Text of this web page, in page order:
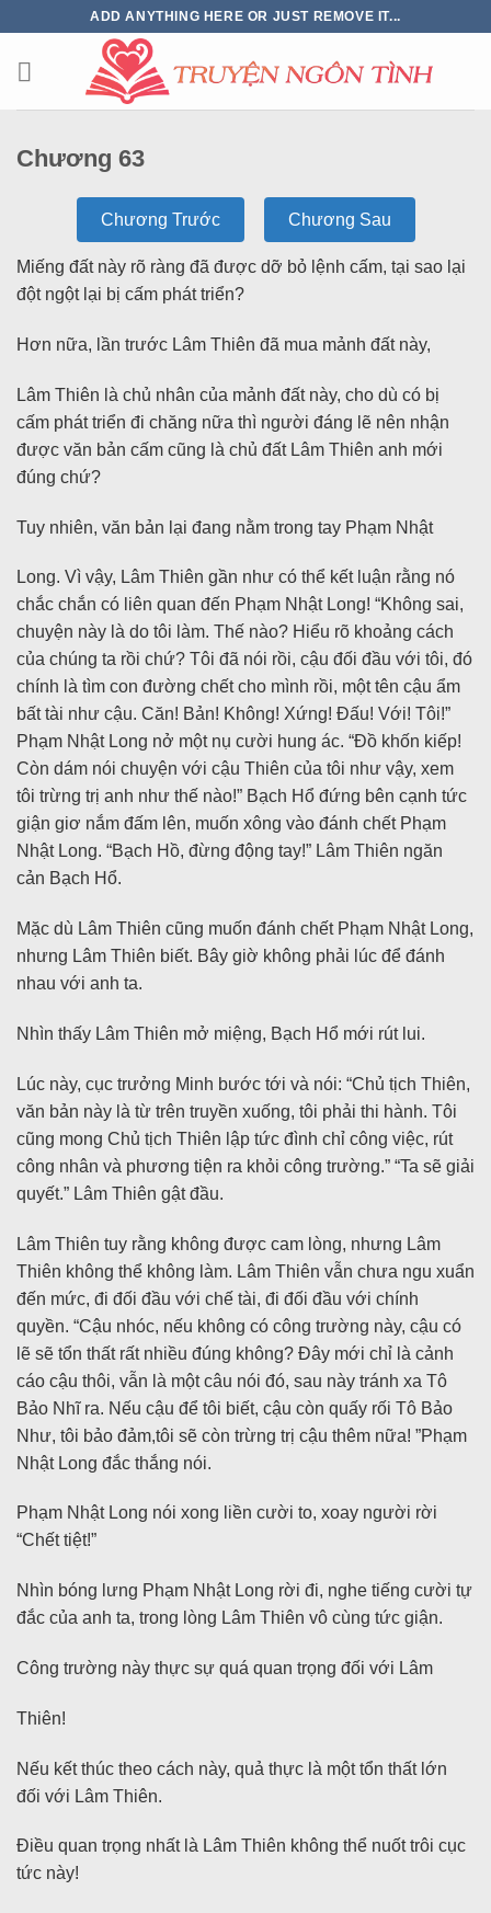
ADD ANYTHING HERE OR JUST REMOVE IT...
Chương 63
Chương Trước Chương Sau
Miếng đất này rõ ràng đã được dỡ bỏ lệnh cấm, tại sao lại
đột ngột lại bị cấm phát triển?
Hơn nữa, lần trước Lâm Thiên đã mua mảnh đất này,
Lâm Thiên là chủ nhân của mảnh đất này, cho dù có bị
cấm phát triển đi chăng nữa thì người đáng lẽ nên nhận
được văn bản cấm cũng là chủ đất Lâm Thiên anh mới
đúng chứ?
Tuy nhiên, văn bản lại đang nằm trong tay Phạm Nhật
Long. Vì vậy, Lâm Thiên gần như có thể kết luận rằng nó
chắc chắn có liên quan đến Phạm Nhật Long! “Không sai,
chuyện này là do tôi làm. Thế nào? Hiểu rõ khoảng cách
của chúng ta rồi chứ? Tôi đã nói rồi, cậu đối đầu với tôi, đó
chính là tìm con đường chết cho mình rồi, một tên cậu ẩm
bất tài như cậu. Căn! Bản! Không! Xứng! Đấu! Với! Tôi!”
Phạm Nhật Long nở một nụ cười hung ác. “Đồ khốn kiếp!
Còn dám nói chuyện với cậu Thiên của tôi như vậy, xem
tôi trừng trị anh như thế nào!” Bạch Hổ đứng bên cạnh tức
giận giơ nắm đấm lên, muốn xông vào đánh chết Phạm
Nhật Long. “Bạch Hồ, đừng động tay!” Lâm Thiên ngăn
cản Bạch Hổ.
Mặc dù Lâm Thiên cũng muốn đánh chết Phạm Nhật Long,
nhưng Lâm Thiên biết. Bây giờ không phải lúc để đánh
nhau với anh ta.
Nhìn thấy Lâm Thiên mở miệng, Bạch Hổ mới rút lui.
Lúc này, cục trưởng Minh bước tới và nói: “Chủ tịch Thiên,
văn bản này là từ trên truyền xuống, tôi phải thi hành. Tôi
cũng mong Chủ tịch Thiên lập tức đình chỉ công việc, rút
công nhân và phương tiện ra khỏi công trường.” “Ta sẽ giải
quyết.” Lâm Thiên gật đầu.
Lâm Thiên tuy rằng không được cam lòng, nhưng Lâm
Thiên không thể không làm. Lâm Thiên vẫn chưa ngu xuẩn
đến mức, đi đối đầu với chế tài, đi đối đầu với chính
quyền. “Cậu nhóc, nếu không có công trường này, cậu có
lẽ sẽ tổn thất rất nhiều đúng không? Đây mới chỉ là cảnh
cáo cậu thôi, vẫn là một câu nói đó, sau này tránh xa Tô
Bảo Nhĩ ra. Nếu cậu để tôi biết, cậu còn quấy rối Tô Bảo
Như, tôi bảo đảm,tôi sẽ còn trừng trị cậu thêm nữa! ”Phạm
Nhật Long đắc thắng nói.
Phạm Nhật Long nói xong liền cười to, xoay người rời
“Chết tiệt!”
Nhìn bóng lưng Phạm Nhật Long rời đi, nghe tiếng cười tự
đắc của anh ta, trong lòng Lâm Thiên vô cùng tức giận.
Công trường này thực sự quá quan trọng đối với Lâm
Thiên!
Nếu kết thúc theo cách này, quả thực là một tổn thất lớn
đối với Lâm Thiên.
Điều quan trọng nhất là Lâm Thiên không thể nuốt trôi cục
tức này!